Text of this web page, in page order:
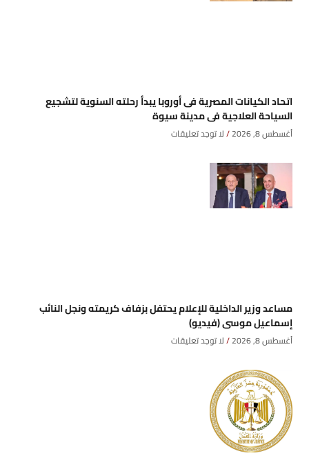
اتحاد الكيانات المصرية فى أوروبا يبدأ رحلته السنوية لتشجيع
السياحة العلاجية فى مدينة سيوة
أغسطس 8, 2026 لا توجد تعليقات
مساعد وزير الداخلية للإعلام يحتفل بزفاف كريمته ونجل النائب
إسماعيل موسى (فيديو)
أغسطس 8, 2026 لا توجد تعليقات